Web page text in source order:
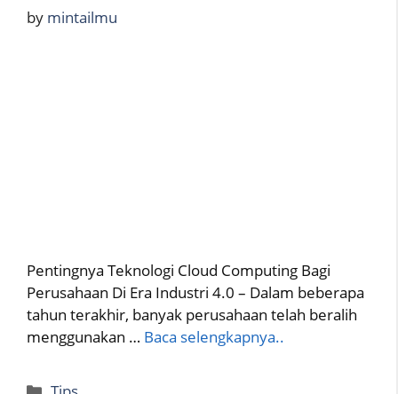
by mintailmu
Pentingnya Teknologi Cloud Computing Bagi
Perusahaan Di Era Industri 4.0 – Dalam beberapa
tahun terakhir, banyak perusahaan telah beralih
menggunakan … Baca selengkapnya..
Categories